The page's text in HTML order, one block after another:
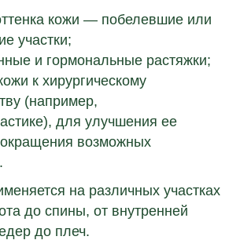
кожи — побелевшие или
участки;
и гормональные растяжки;
к хирургическому
(например,
для улучшения ее
возможных
на различных участках
до спины, от внутренней
до плеч.